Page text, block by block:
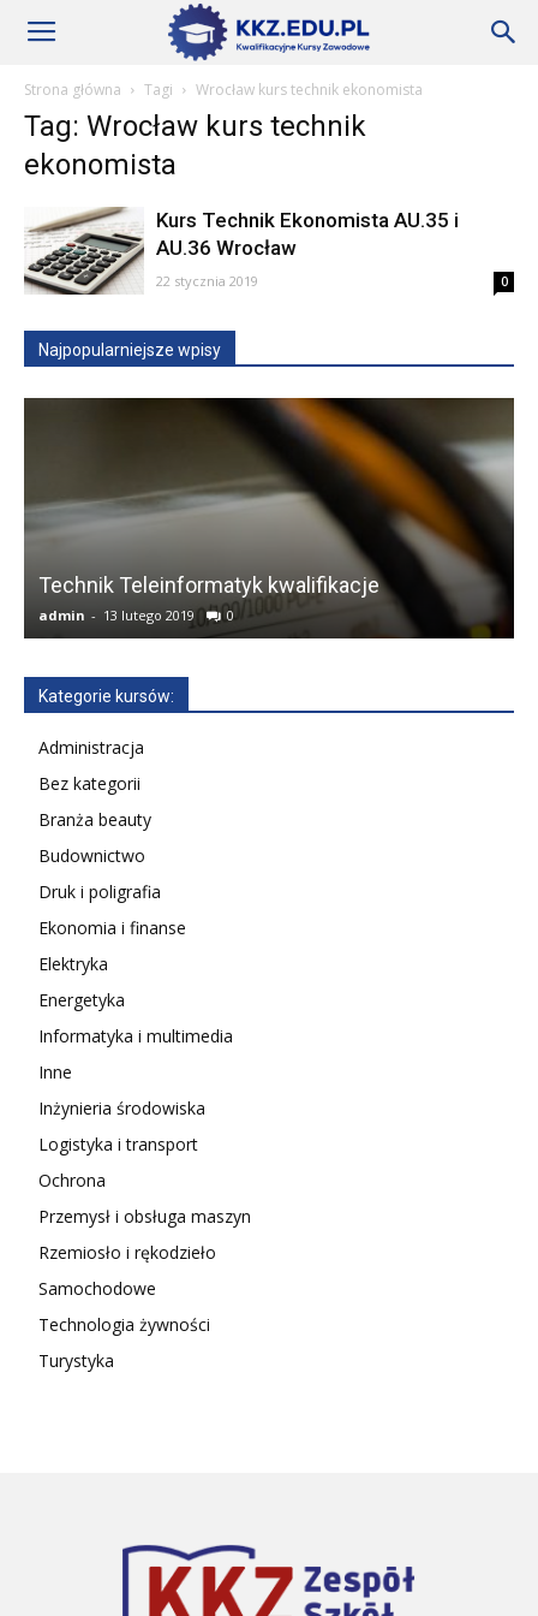
Szkoły
KKZ
Aktualności
Strona główna Tagi Wrocław kurs technik ekonomista
Tag: Wrocław kurs technik
ekonomista
Kurs Technik Ekonomista AU.35 i
AU.36 Wrocław
22 stycznia 2019 0
Najpopularniejsze wpisy
Technik Teleinformatyk kwalifikacje
admin - 13 lutego 2019 0
Kategorie kursów:
Administracja
Bez kategorii
Branża beauty
Budownictwo
Druk i poligrafia
Ekonomia i finanse
Elektryka
Energetyka
Informatyka i multimedia
Inne
Inżynieria środowiska
Logistyka i transport
Ochrona
Przemysł i obsługa maszyn
Rzemiosło i rękodzieło
Samochodowe
Technologia żywności
Turystyka